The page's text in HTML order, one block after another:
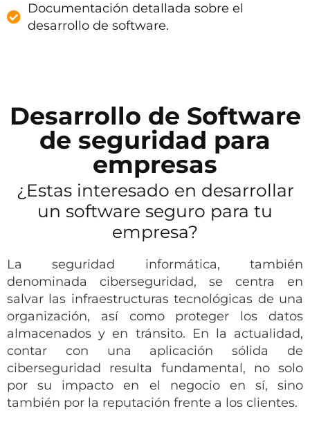
Documentación detallada sobre el
desarrollo de software.
Desarrollo de Software
de seguridad para
empresas
¿Estas interesado en desarrollar
un software seguro para tu
empresa?
La seguridad informática, también
denominada ciberseguridad, se centra en
salvar las infraestructuras tecnológicas de una
organización, así como proteger los datos
almacenados y en tránsito. En la actualidad,
contar con una aplicación sólida de
ciberseguridad resulta fundamental, no solo
por su impacto en el negocio en sí, sino
también por la reputación frente a los clientes.